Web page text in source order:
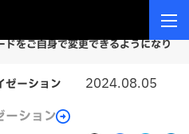
をご自身で変更できるようになり
ゼーション
2024.08.05
ーション